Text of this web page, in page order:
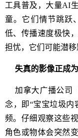
工具普及，大量AI
童。它们情节跳跃
低、传播速度极快
担忧，它们可能潜移
失真的影像正成
加拿大广播公司
念，即“宝宝垃圾内
频。仔细观察这些
角色或物体会突然